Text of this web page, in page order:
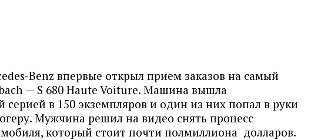
Benz впервые открыл прием заказов на самый
— S 680 Haute Voiture. Машина вышла
в 150 экземпляров и один из них попал в руки
Мужчина решил на видео снять процесс
который стоит почти полмиллиона долларов.